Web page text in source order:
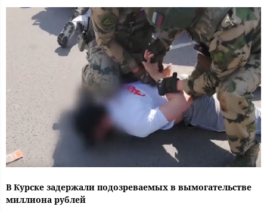
В Курске задержали подозреваемых в вымогательстве
миллиона рублей